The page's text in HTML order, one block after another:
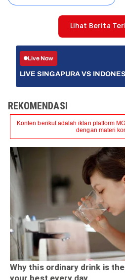
Lihat Berita
Live Now
LIVE SINGAPURA VS